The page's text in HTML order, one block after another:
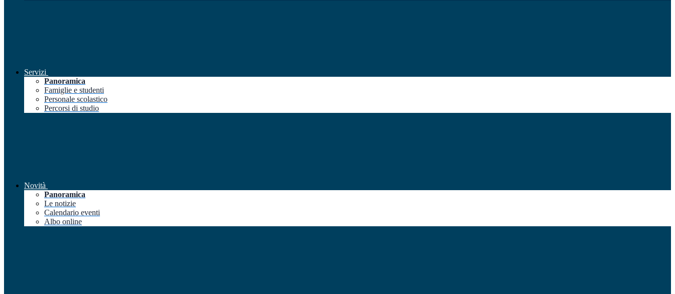
Servizi
Panoramica
Famiglie e studenti
Personale scolastico
Percorsi di studio
Novità
Panoramica
Le notizie
Calendario eventi
Albo online